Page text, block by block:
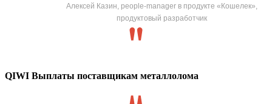
Алексей Казин, people-manager в продукте «Кошелек»,
продуктовый разработчик
QIWI Выплаты поставщикам металлолома